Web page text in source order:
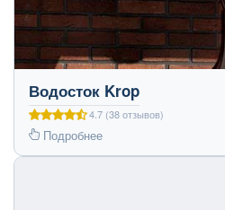
Водосток Krop
4.7 (38 отзывов)
Подробнее